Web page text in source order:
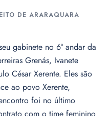
DE ARARAQUARA
gabinete no 6° andar da
Grenás, Ivanete
César Xerente. Eles são
ao povo Xerente,
foi no último